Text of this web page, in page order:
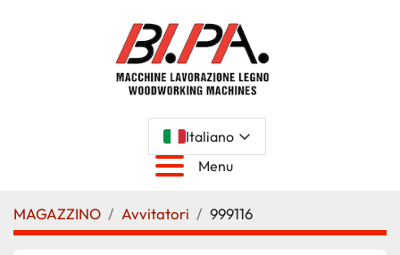
Italiano
Menu
MAGAZZINO Avvitatori 999116